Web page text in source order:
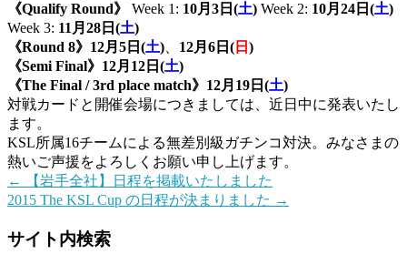
《Qualify Round》
Week 1: 10月3日(土) Week 2: 10月24日(土)
Week 3: 11月28日(土)
《Round 8》12月5日(土) 12月6日( 日 )
《Semi Final》12月12日(土)
《The Final / 3rd place match》12月19日(土)
対戦カードと開催会場につきましては、近日中に発表いたし
ます。
KSL所属16チームによる無差別級ガチンコ対決。みなさまの
熱いご声援をよろしくお願い申し上げます。
←
【岩手全社】日程を掲載いたしました
2015 The KSL Cup の日程が決まりました →
サイト内検索